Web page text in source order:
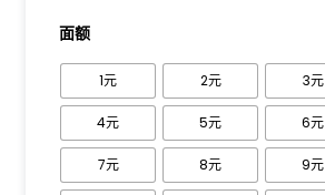
面额
1元 2元 3元
4元 5元 6元
7元 8元 9元